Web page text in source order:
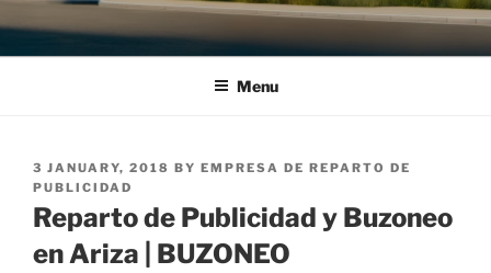
Menu
POSTED
ON
3 JANUARY, 2018 BY EMPRESA DE REPARTO DE
PUBLICIDAD
Reparto de Publicidad y Buzoneo
en Ariza | BUZONEO